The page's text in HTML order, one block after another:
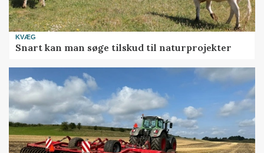
KVÆG
Snart kan man søge tilskud til naturprojekter